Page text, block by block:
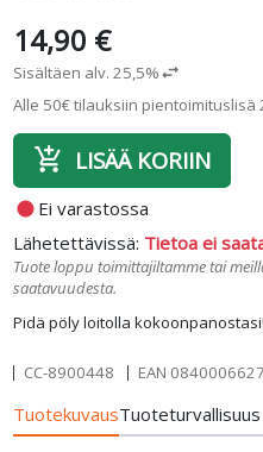
Pidä pöly loitolla kokoonpanostasi!
14,90 €
Sisältäen alv. 25,5%swap_horiz
Alle 50€ tilauksiin pientoimituslisä
add_shopping_cart LISÄÄ KORIIN
fiber_manual_record Ei varastossa
Lähetettävissä: Tietoa ei
Tuote loppu toimittajiltamme tai
saatavuudesta.
CC-8900448 EAN
TuotekuvausTuoteturvallisuus